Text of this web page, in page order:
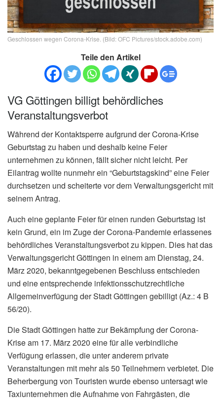
Geschlossen wegen Corona-Krise. (Bild: OFC Pictures/stock.adobe.com)
Teile den Artikel
VG Göttingen billigt behördliches
Veranstaltungsverbot
Während der Kontaktsperre aufgrund der Corona-Krise
Geburtstag zu haben und deshalb keine Feier
unternehmen zu können, fällt sicher nicht leicht. Per
Eilantrag wollte nunmehr ein “Geburtstagskind” eine Feier
durchsetzen und scheiterte vor dem Verwaltungsgericht mit
seinem Antrag.
Auch eine geplante Feier für einen runden Geburtstag ist
kein Grund, ein im Zuge der Corona-Pandemie erlassenes
behördliches Veranstaltungsverbot zu kippen. Dies hat das
Verwaltungsgericht Göttingen in einem am Dienstag, 24.
März 2020, bekanntgegebenen Beschluss entschieden
und eine entsprechende infektionsschutzrechtliche
Allgemeinverfügung der Stadt Göttingen gebilligt (Az.: 4 B
56/20).
Die Stadt Göttingen hatte zur Bekämpfung der Corona-
Krise am 17. März 2020 eine für alle verbindliche
Verfügung erlassen, die unter anderem private
Veranstaltungen mit mehr als 50 Teilnehmern verbietet. Die
Beherbergung von Touristen wurde ebenso untersagt wie
Taxiunternehmen die Aufnahme von Fahrgästen, die